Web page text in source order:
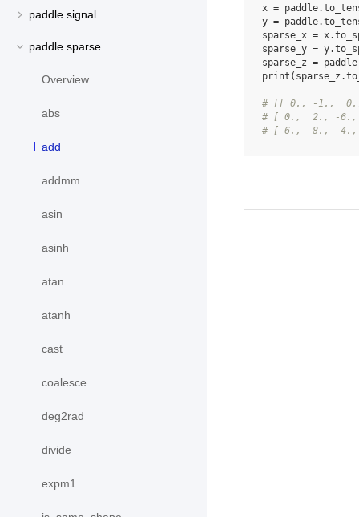
paddle.signal
paddle.sparse
Overview
abs
add
addmm
asin
asinh
atan
atanh
cast
coalesce
deg2rad
divide
expm1
x = paddle.
y = paddle.
sparse_x = x.
sparse_y = y.
sparse_z = paddle
print ( sparse_z .
# [[ 0., -1.,
# [ 0.,  2., -
# [ 6.,  8.,